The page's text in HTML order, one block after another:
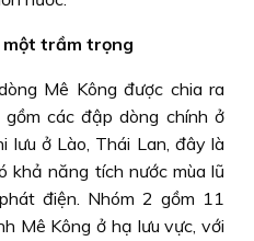
một trầm trọng
Mê Kông được chia ra
các đập dòng chính ở
lưu ở Lào, Thái Lan, đây là
khả năng tích nước mùa lũ
điện. Nhóm 2 gồm 11
Mê Kông ở hạ lưu vực, với